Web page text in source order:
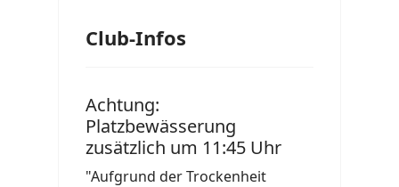
Club-Infos
Achtung:
Platzbewässerung
zusätzlich um 11:45 Uhr
"Aufgrund der Trockenheit